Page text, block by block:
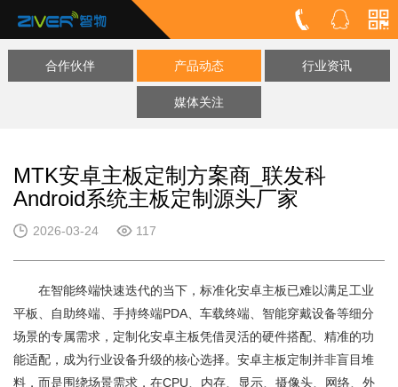
合作伙伴 产品动态 行业资讯
媒体关注
MTK安卓主板定制方案商_联发科
Android系统主板定制源头厂家
2026-03-24 117
在智能终端快速迭代的当下，标准化安卓主板已难以满足工业
平板、自助终端、手持终端PDA、车载终端、智能穿戴设备等细分
场景的专属需求，定制化安卓主板凭借灵活的硬件搭配、精准的功
能适配，成为行业设备升级的核心选择。安卓主板定制并非盲目堆
料，而是围绕场景需求，在CPU、内存、显示、摄像头、网络、外